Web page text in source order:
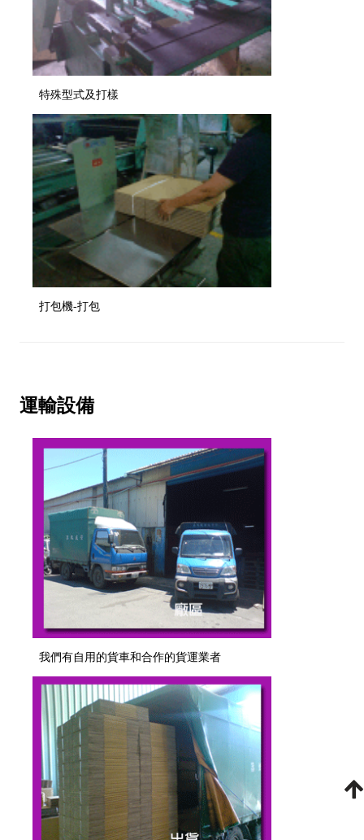
特殊型式及打樣
打包機-打包
運輸設備
我們有自用的貨車和合作的貨運業者